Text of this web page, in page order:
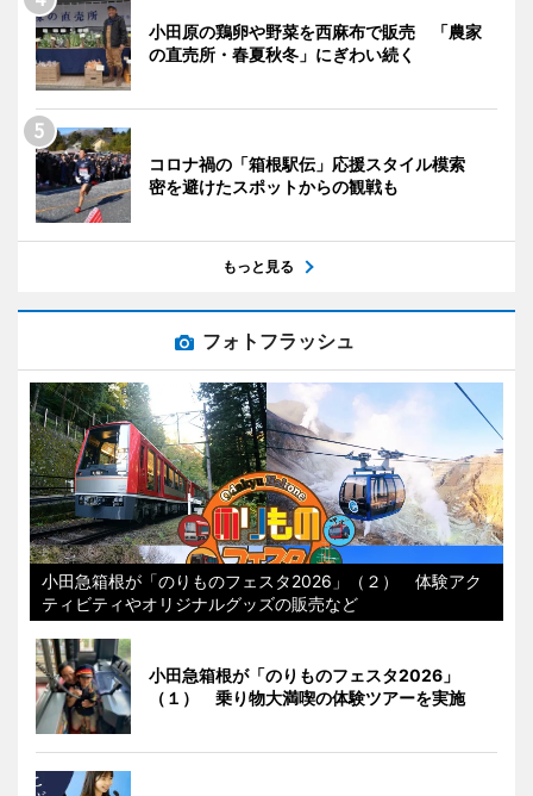
小田原の鶏卵や野菜を西麻布で販売 「農家
の直売所・春夏秋冬」にぎわい続く
コロナ禍の「箱根駅伝」応援スタイル模索
密を避けたスポットからの観戦も
もっと見る
フォトフラッシュ
小田急箱根が「のりものフェスタ2026」（２） 体験アク
ティビティやオリジナルグッズの販売など
小田急箱根が「のりものフェスタ2026」
（１） 乗り物大満喫の体験ツアーを実施